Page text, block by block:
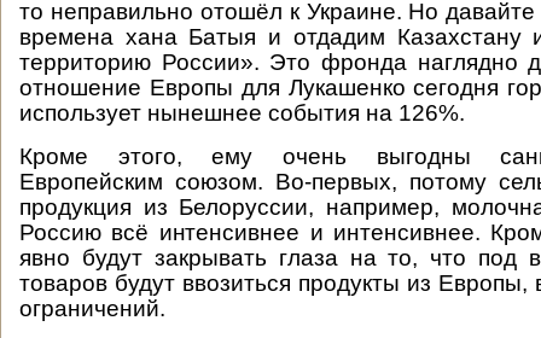
то неправильно отошёл к Украине. Но давайте
времена хана Батыя и отдадим Казахстану
территорию России». Это фронда наглядно
отношение Европы для Лукашенко сегодня
использует нынешнее события на 126%.
Кроме этого, ему очень выгодны
Европейским союзом. Во-первых, потому
продукция из Белоруссии, например,
Россию всё интенсивнее и интенсивнее.
явно будут закрывать глаза на то, что под
товаров будут ввозиться продукты из
ограничений.